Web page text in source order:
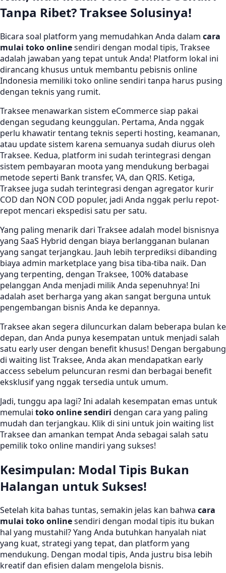
Tanpa Ribet? Traksee Solusinya!
Bicara soal platform yang memudahkan Anda dalam cara
mulai toko onlinesendiri dengan modal tipis, Traksee
adalah jawaban yang tepat untuk Anda! Platform lokal ini
dirancang khusus untuk membantu pebisnis online
Indonesia memiliki toko online sendiri tanpa harus pusing
dengan teknis yang rumit.
Traksee menawarkan sistem eCommerce siap pakai
dengan segudang keunggulan. Pertama, Anda nggak
perlu khawatir tentang teknis seperti hosting, keamanan,
atau update sistem karena semuanya sudah diurus oleh
Traksee. Kedua, platform ini sudah terintegrasi dengan
sistem pembayaran moota yang mendukung berbagai
metode seperti Bank transfer, VA, dan QRIS. Ketiga,
Traksee juga sudah terintegrasi dengan agregator kurir
COD dan NON COD populer, jadi Anda nggak perlu repot-
repot mencari ekspedisi satu per satu.
Yang paling menarik dari Traksee adalah model bisnisnya
yang SaaS Hybrid dengan biaya berlangganan bulanan
yang sangat terjangkau. Jauh lebih terprediksi dibanding
biaya admin marketplace yang bisa tiba-tiba naik. Dan
yang terpenting, dengan Traksee, 100% database
pelanggan Anda menjadi milik Anda sepenuhnya! Ini
adalah aset berharga yang akan sangat berguna untuk
pengembangan bisnis Anda ke depannya.
Traksee akan segera diluncurkan dalam beberapa bulan ke
depan, dan Anda punya kesempatan untuk menjadi salah
satu early user dengan benefit khusus! Dengan bergabung
di waiting list Traksee, Anda akan mendapatkan early
access sebelum peluncuran resmi dan berbagai benefit
eksklusif yang nggak tersedia untuk umum.
Jadi, tunggu apa lagi? Ini adalah kesempatan emas untuk
memulai toko online sendiri dengan cara yang paling
mudah dan terjangkau. Klik di sini untuk join waiting list
Traksee dan amankan tempat Anda sebagai salah satu
pemilik toko online mandiri yang sukses!
Kesimpulan: Modal Tipis Bukan
Halangan untuk Sukses!
Setelah kita bahas tuntas, semakin jelas kan bahwa cara
mulai toko onlinesendiri dengan modal tipis itu bukan
hal yang mustahil? Yang Anda butuhkan hanyalah niat
yang kuat, strategi yang tepat, dan platform yang
mendukung. Dengan modal tipis, Anda justru bisa lebih
kreatif dan efisien dalam mengelola bisnis.